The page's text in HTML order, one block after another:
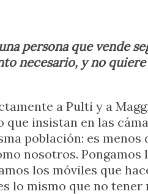
persona que vende
necesario, y no
a Pulti y a
insistan en las
población: es menos
nosotros.
los móviles que
lo mismo que no tener